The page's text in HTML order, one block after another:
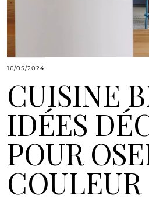
16/05/2024
CUISINE
IDÉES
POUR
COULEUR